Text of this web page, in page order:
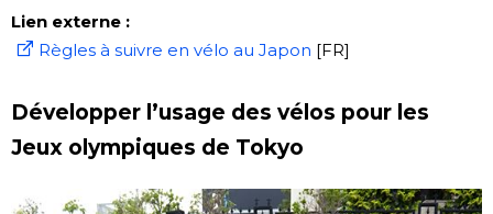
Lien externe :
Règles à suivre en vélo au Japon [FR]
Développer l’usage des vélos pour les
Jeux olympiques de Tokyo